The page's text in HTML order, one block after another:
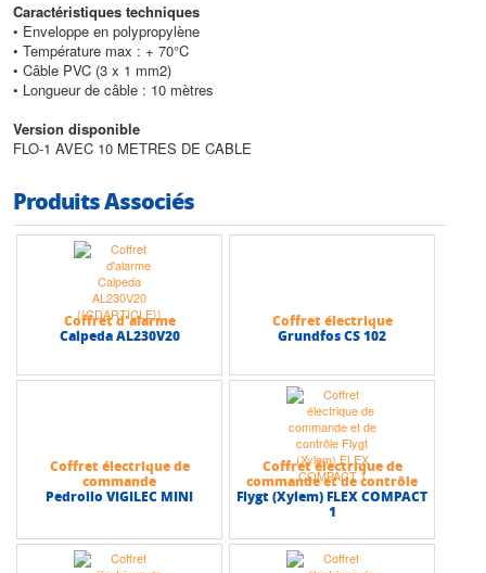
Caractéristiques techniques
• Enveloppe en polypropylène
• Température max : + 70°C
• Câble PVC (3 x 1 mm2)
• Longueur de câble : 10 mètres
Version disponible
FLO-1 AVEC 10 METRES DE CABLE
Produits Associés
Coffret d'alarme
Calpeda AL230V20
Coffret électrique
Grundfos CS 102
Coffret électrique de
commande
Pedrollo VIGILEC MINI
Coffret électrique de
commande et de contrôle
Flygt (Xylem) FLEX COMPACT
1